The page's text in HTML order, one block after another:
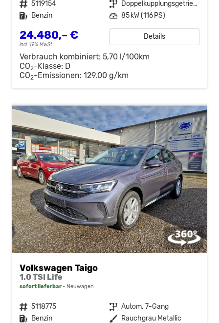
Fahrzeugnr. 5119154 Getriebe
Doppelkupplungsgetriebe (DSG)
Kraftstoff Benzin Leistung 85 kW (116 PS)
24.480,– €
incl. 19% MwSt.
Details
Verbrauch kombiniert: 5,70 l/100km
CO2-Klasse: D
CO2-Emissionen: 129,00 g/km
Volkswagen Taigo
1.0 TSI Life
sofort lieferbar Neuwagen
Fahrzeugnr. 5118775 Getriebe Autom. 7-Gang
Kraftstoff Benzin Außenfarbe Rauchgrau Metallic